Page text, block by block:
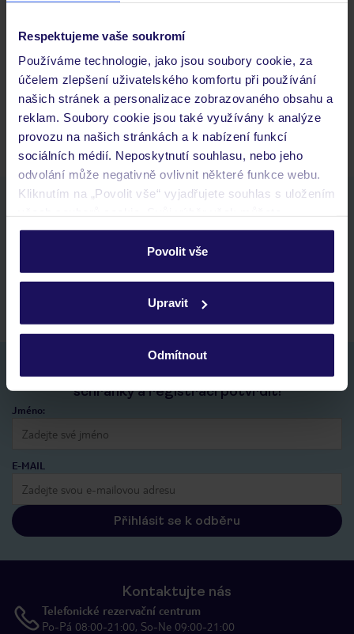
Respektujeme vaše soukromí
Používáme technologie, jako jsou soubory cookie, za
účelem zlepšení uživatelského komfortu při používání
našich stránek a personalizace zobrazovaného obsahu a
reklam. Soubory cookie jsou také využívány k analýze
provozu na našich stránkách a k nabízení funkcí
sociálních médií. Neposkytnutí souhlasu, nebo jeho
odvolání může negativně ovlivnit některé funkce webu.
Kliknutím na „Povolit vše“ vyjadřujete souhlas s uložením
personalizovat v sekci „Personalizace“.
Podrobné informace o souborech cookie naleznete v
ochrany osobních údajů.
Povolit vše
Upravit
Odmítnout
Jaké doklady jsou potřebné při cestování?
Budeme ubytováni ihned po příjezdu do hotelu?
Kam jít po přistání a vyzvednutí zavazadel?
Zobrazit další
Stáhněte si bezplatnou aplikaci TUI
seznam oblíbených nabídek a možnost jejich sdílení
kontakt s TUI a všechny informace o tvé rezervaci v myTUI
schránky a registraci potvrdit!
Jméno:
E-MAIL
Přihlásit se k odběru
Kontaktujte nás
Telefonické rezervační centrum
Po-Pá 08:00-21:00, So-Ne 09:00-21:00